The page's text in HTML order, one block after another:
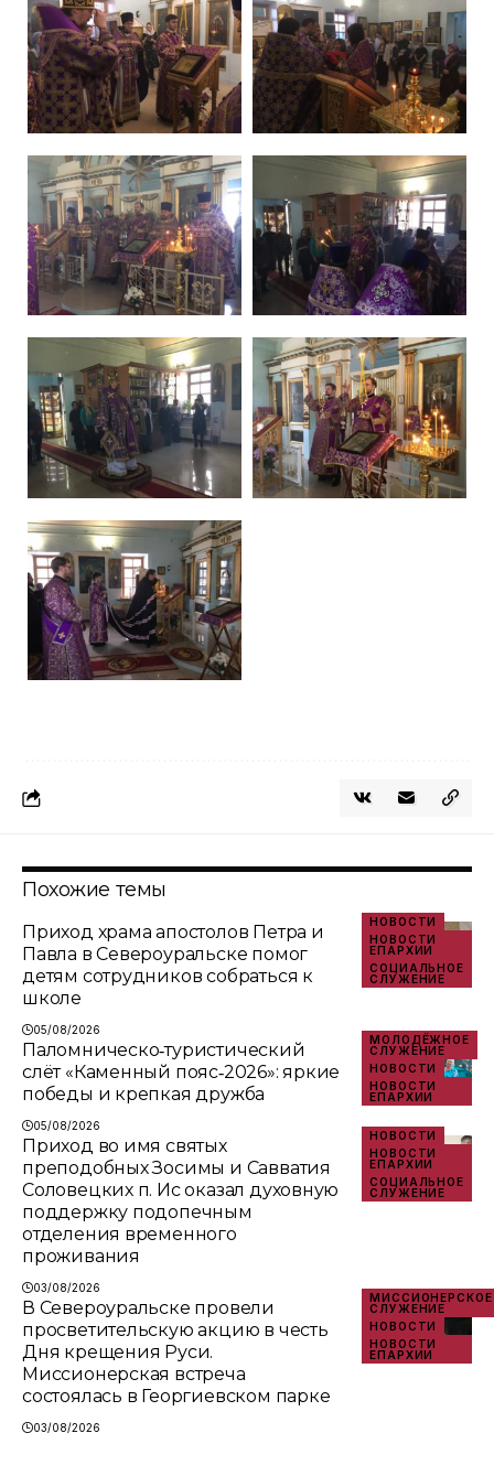
Похожие темы
НОВОСТИ
НОВОСТИ
ЕПАРХИИ
СОЦИАЛЬНОЕ
СЛУЖЕНИЕ
Приход храма апостолов Петра и
Павла в Североуральске помог
детям сотрудников собраться к
школе
05/08/2026
МОЛОДЁЖНОЕ
СЛУЖЕНИЕ
НОВОСТИ
НОВОСТИ
ЕПАРХИИ
Паломническо‑туристический
слёт «Каменный пояс‑2026»: яркие
победы и крепкая дружба
05/08/2026
НОВОСТИ
НОВОСТИ
ЕПАРХИИ
СОЦИАЛЬНОЕ
СЛУЖЕНИЕ
Приход во имя святых
преподобных Зосимы и Савватия
Соловецких п. Ис оказал духовную
поддержку подопечным
отделения временного
проживания
03/08/2026
МИССИОНЕРСКОЕ
СЛУЖЕНИЕ
НОВОСТИ
НОВОСТИ
ЕПАРХИИ
В Североуральске провели
просветительскую акцию в честь
Дня крещения Руси.
Миссионерская встреча
состоялась в Георгиевском парке
03/08/2026